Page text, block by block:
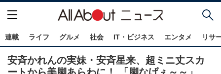
連載 ライフ グルメ 社会 IT・ビジネス エンタメ リサ
安斉かれんの実妹・安斉星来、超ミニ丈スカ